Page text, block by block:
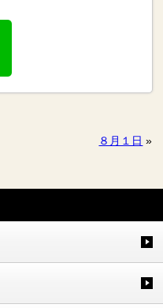
８月１日 »